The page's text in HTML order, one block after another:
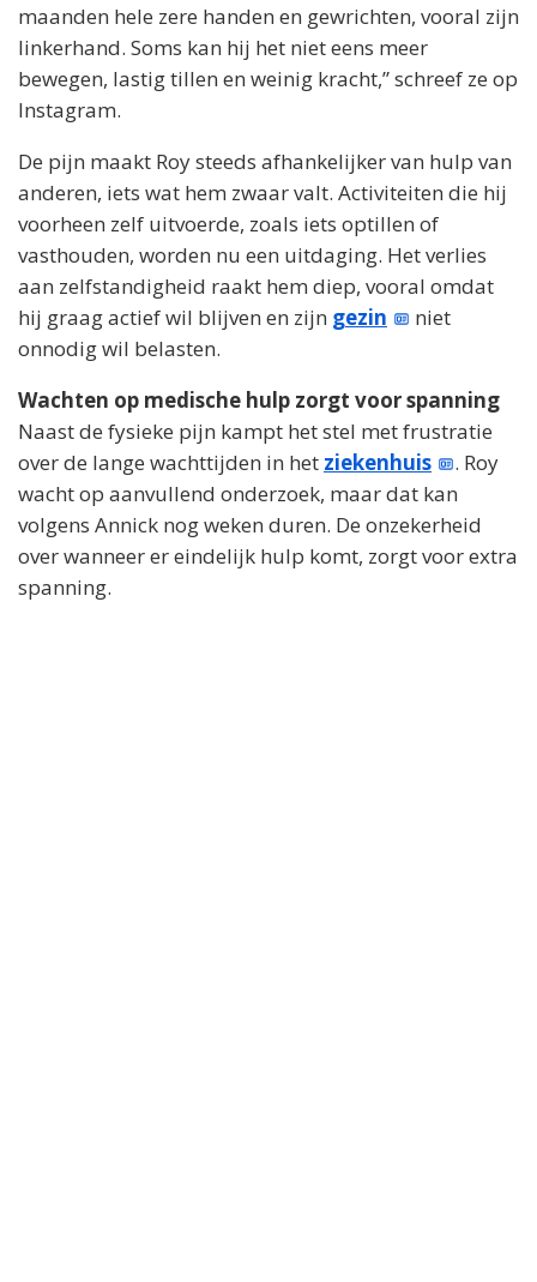
maanden hele zere handen en gewrichten, vooral zijn
linkerhand. Soms kan hij het niet eens meer
bewegen, lastig tillen en weinig kracht,” schreef ze op
Instagram.
De pijn maakt Roy steeds afhankelijker van hulp van
anderen, iets wat hem zwaar valt. Activiteiten die hij
voorheen zelf uitvoerde, zoals iets optillen of
vasthouden, worden nu een uitdaging. Het verlies
aan zelfstandigheid raakt hem diep, vooral omdat
hij graag actief wil blijven en zijn gezin
niet
onnodig wil belasten.
Wachten op medische hulp zorgt voor spanning
Naast de fysieke pijn kampt het stel met frustratie
over de lange wachttijden in het ziekenhuis
. Roy
wacht op aanvullend onderzoek, maar dat kan
volgens Annick nog weken duren. De onzekerheid
over wanneer er eindelijk hulp komt, zorgt voor extra
spanning.